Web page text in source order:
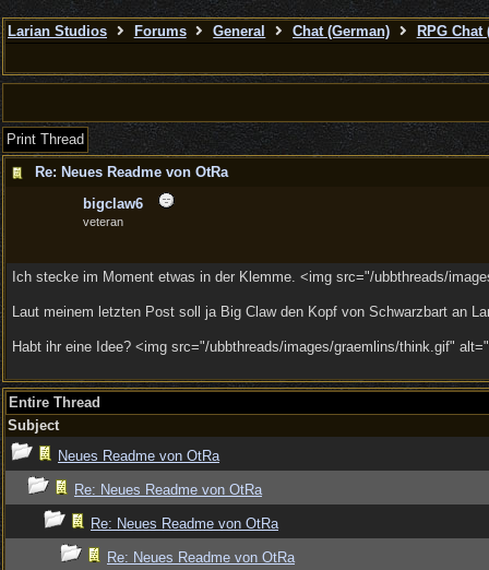
Larian Studios Forums General Chat (German) RPG Chat
Print Thread
Re: Neues Readme von OtRa
bigclaw6
veteran
Ich stecke im Moment etwas in der Klemme. <img src="/ubbthreads/
Laut meinem letzten Post soll ja Big Claw den Kopf von Schwarzbart an
Habt ihr eine Idee? <img src="/ubbthreads/images/graemlins/think.gif"
Entire Thread
Subject
Neues Readme von OtRa
Re: Neues Readme von OtRa
Re: Neues Readme von OtRa
Re: Neues Readme von OtRa